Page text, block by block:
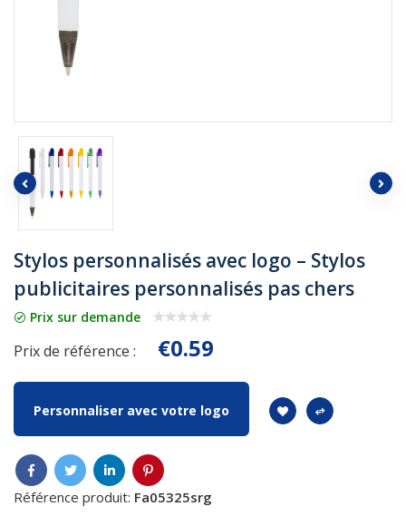
Stylos personnalisés avec logo – Stylos
publicitaires personnalisés pas chers
Prix sur demande
Prix de référence : €0.59
Personnaliser avec votre logo
Référence produit: Fa05325srg